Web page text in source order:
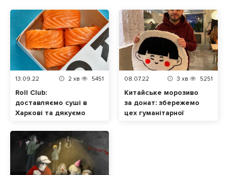
13.09.22 2 хв 5451
Roll Club:
доставляємо суші в
Харкові та дякуємо
можливість
08.07.22 3 хв 5251
Китайське морозиво
за донат: збережемо
цех гуманітарної